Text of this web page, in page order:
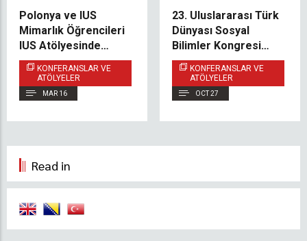
Polonya ve IUS
Mimarlık Öğrencileri
IUS Atölyesinde
Tasarım Yoluyla
Duyguyu Keşfetti
KONFERANSLAR VE
ATÖLYELER
MAR 16
23. Uluslararası Türk
Dünyası Sosyal
Bilimler Kongresi
IUS’ta Gerçekleştirildi
KONFERANSLAR VE
ATÖLYELER
OCT 27
Read in